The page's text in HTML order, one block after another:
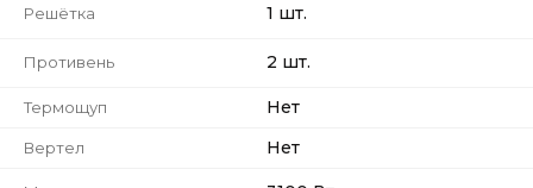
Решётка 1 шт.
Противень 2 шт.
Термощуп Нет
Вертел Нет